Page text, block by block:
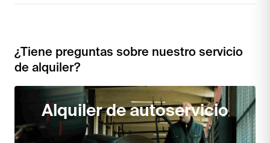
¿Tiene preguntas sobre nuestro servicio
de alquiler?
Alquiler de autoservicio